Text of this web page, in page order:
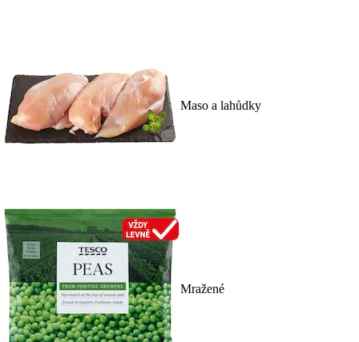
Maso a lahůdky
Mražené